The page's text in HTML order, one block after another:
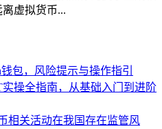
虚拟货币...
包，风险提示与操作指引
实操全指南，从基础入门到进阶
相关活动在我国存在监管风